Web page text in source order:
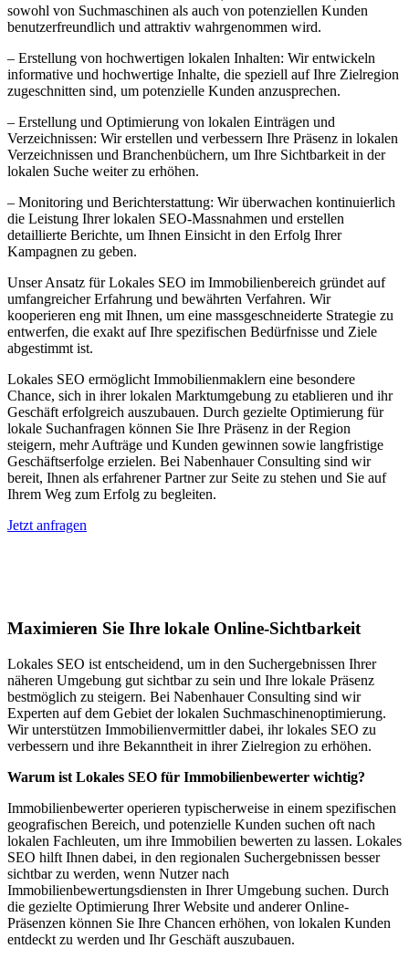
sowohl von Suchmaschinen als auch von potenziellen Kunden
benutzerfreundlich und attraktiv wahrgenommen wird.
– Erstellung von hochwertigen lokalen Inhalten: Wir entwickeln
informative und hochwertige Inhalte, die speziell auf Ihre Zielregion
zugeschnitten sind, um potenzielle Kunden anzusprechen.
– Erstellung und Optimierung von lokalen Einträgen und
Verzeichnissen: Wir erstellen und verbessern Ihre Präsenz in lokalen
Verzeichnissen und Branchenbüchern, um Ihre Sichtbarkeit in der
lokalen Suche weiter zu erhöhen.
– Monitoring und Berichterstattung: Wir überwachen kontinuierlich
die Leistung Ihrer lokalen SEO-Massnahmen und erstellen
detaillierte Berichte, um Ihnen Einsicht in den Erfolg Ihrer
Kampagnen zu geben.
Unser Ansatz für Lokales SEO im Immobilienbereich gründet auf
umfangreicher Erfahrung und bewährten Verfahren. Wir
kooperieren eng mit Ihnen, um eine massgeschneiderte Strategie zu
entwerfen, die exakt auf Ihre spezifischen Bedürfnisse und Ziele
abgestimmt ist.
Lokales SEO ermöglicht Immobilienmaklern eine besondere
Chance, sich in ihrer lokalen Marktumgebung zu etablieren und ihr
Geschäft erfolgreich auszubauen. Durch gezielte Optimierung für
lokale Suchanfragen können Sie Ihre Präsenz in der Region
steigern, mehr Aufträge und Kunden gewinnen sowie langfristige
Geschäftserfolge erzielen. Bei Nabenhauer Consulting sind wir
bereit, Ihnen als erfahrener Partner zur Seite zu stehen und Sie auf
Ihrem Weg zum Erfolg zu begleiten.
Jetzt anfragen
Maximieren Sie Ihre lokale Online-Sichtbarkeit
Lokales SEO ist entscheidend, um in den Suchergebnissen Ihrer
näheren Umgebung gut sichtbar zu sein und Ihre lokale Präsenz
bestmöglich zu steigern. Bei Nabenhauer Consulting sind wir
Experten auf dem Gebiet der lokalen Suchmaschinenoptimierung.
Wir unterstützen Immobilienvermittler dabei, ihr lokales SEO zu
verbessern und ihre Bekanntheit in ihrer Zielregion zu erhöhen.
Warum ist Lokales SEO für Immobilienbewerter wichtig?
Immobilienbewerter operieren typischerweise in einem spezifischen
geografischen Bereich, und potenzielle Kunden suchen oft nach
lokalen Fachleuten, um ihre Immobilien bewerten zu lassen. Lokales
SEO hilft Ihnen dabei, in den regionalen Suchergebnissen besser
sichtbar zu werden, wenn Nutzer nach
Immobilienbewertungsdiensten in Ihrer Umgebung suchen. Durch
die gezielte Optimierung Ihrer Website und anderer Online-
Präsenzen können Sie Ihre Chancen erhöhen, von lokalen Kunden
entdeckt zu werden und Ihr Geschäft auszubauen.